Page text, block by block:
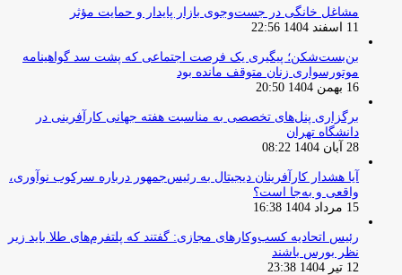
مشاغل خانگی در جست‌وجوی بازار پایدار و حمایت مؤثر
11 اسفند 1404 22:56
بن‌بست‌شکن؛ پیگیری یک فرصت اجتماعی که پشت سد گواهینامه
موتورسواری زنان متوقف مانده بود
16 بهمن 1404 20:50
برگزاری پنل‌های تخصصی به مناسبت هفته جهانی کارآفرینی در
دانشگاه تهران
28 آبان 1404 08:22
آیا هشدار کارآفرینان دیجیتال به رئیس‌جمهور درباره سرکوب نوآوری،
واقعی و به‌جا است؟
15 مرداد 1404 16:38
‏رئیس اتحادیه کسب‌وکارهای مجازی: گفتند که پلتفرم‌های طلا باید زیر
نظر بورس باشند
12 تیر 1404 23:38